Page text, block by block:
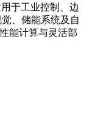
于工业控制、边
、储能系统及自
能计算与灵活部